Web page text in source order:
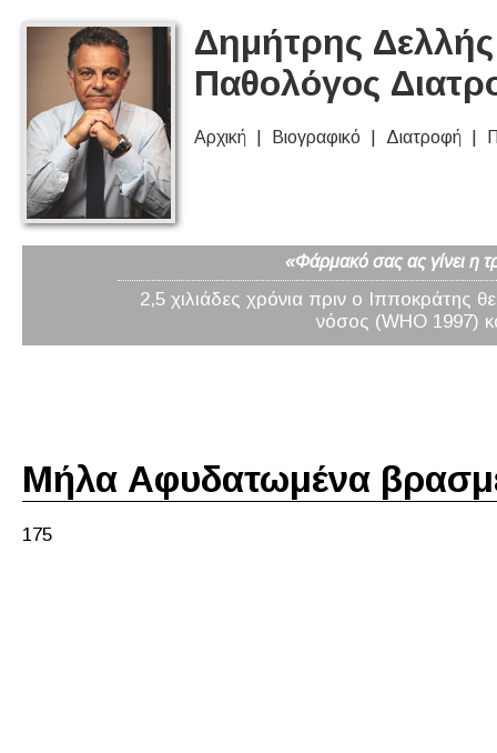
Δημήτρης
Παθολόγος
Αρχική Βιογραφικό Διατροφή
«Φάρμακό σας ας γίνει η
2,5 χιλιάδες χρόνια πριν ο Ιπποκράτης
νόσος (WHO 1997)
Μήλα Αφυδατωμένα
175